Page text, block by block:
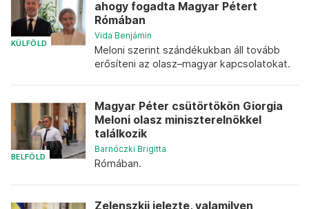
KÜLFÖLD
ahogy fogadta Magyar Pétert
Rómában
Vida Benjámin
Meloni szerint szándékukban áll tovább
erősíteni az olasz–magyar kapcsolatokat.
BELFÖLD
Magyar Péter csütörtökön Giorgia
Meloni olasz miniszterelnökkel
találkozik
Barnóczki Brigitta
Rómában.
Zelenszkij jelezte, valamilyen